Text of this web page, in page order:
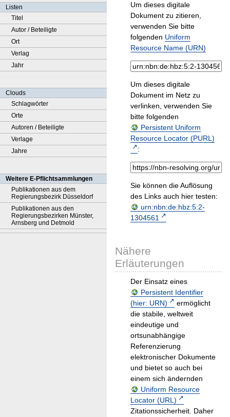
Listen
Titel
Autor / Beteiligte
Ort
Verlag
Jahr
Clouds
Schlagwörter
Orte
Autoren / Beteiligte
Verlage
Jahre
Weitere E-Pflichtsammlungen
Publikationen aus dem
Regierungsbezirk Düsseldorf
Publikationen aus den
Regierungsbezirken Münster,
Arnsberg und Detmold
Um dieses digitale
Dokument zu zitieren,
verwenden Sie bitte
folgenden Uniform
Resource Name (URN)
Um dieses digitale
Dokument im Netz zu
verlinken, verwenden Sie
bitte folgenden
Persistent Uniform
Resource Locator (PURL)
:
Sie können die Auflösung
des Links auch hier testen:
urn:nbn:de:hbz:5:2-
1304561
Nähere
Erläuterungen
Der Einsatz eines
Persistent Identifier
(hier: URN)
ermöglicht
die stabile, weltweit
eindeutige und
ortsunabhängige
Referenzierung
elektronischer Dokumente
und bietet so auch bei
einem sich ändernden
Uniform Resource
Locator (URL)
Zitationssicherheit. Daher